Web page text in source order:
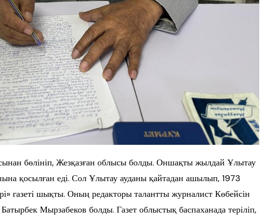
бөлініп, Жезқазған облысы болды. Оншақты жылдай Ұлытау
қосылған еді. Сол Ұлытау ауданы қайтадан ашылып, 1973
газеті шықты. Оның редакторы талантты журналист Көбейсін
Мырзабеков болды. Газет облыстық баспаханада теріліп,